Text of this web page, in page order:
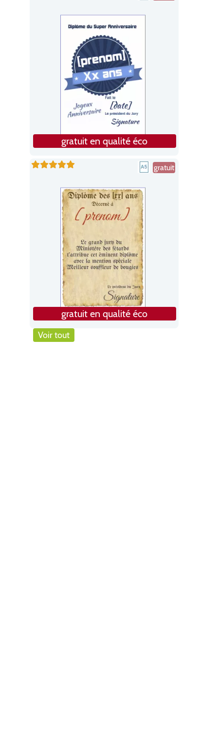
gratuit en qualité éco
gratuit
gratuit en qualité éco
Voir tout